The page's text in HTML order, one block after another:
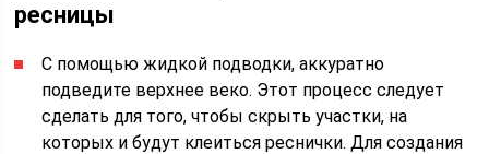
ресницы
С помощью жидкой подводки, аккуратно
подведите верхнее веко. Этот процесс следует
сделать для того, чтобы скрыть участки, на
которых и будут клеиться реснички. Для создания